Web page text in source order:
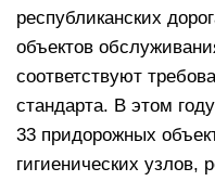
республиканских
объектов
соответствуют
стандарта. В этом
33 придорожных
гигиенических узлов,